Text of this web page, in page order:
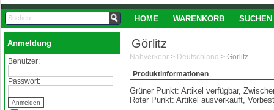
HOME WARENKORB SUCHEN
Anmeldung
Benutzer:
Passwort:
Görlitz
Nahverkehr > Deutschland > Görlitz
Produktinformationen
Grüner Punkt: Artikel verfügbar,
Roter Punkt: Artikel ausverkauft,